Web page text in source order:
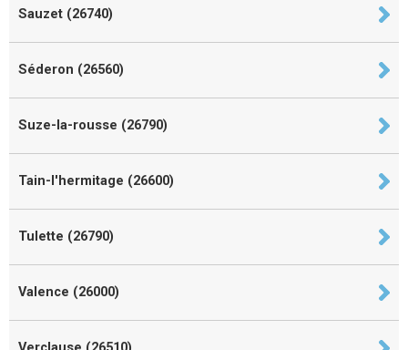
Sauzet (26740)
Séderon (26560)
Suze-la-rousse (26790)
Tain-l'hermitage (26600)
Tulette (26790)
Valence (26000)